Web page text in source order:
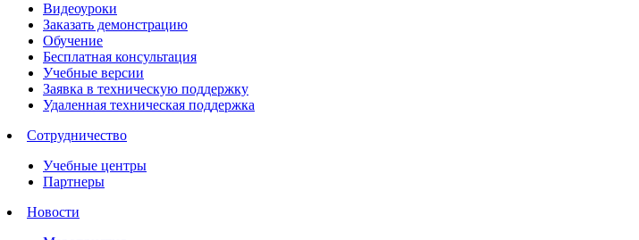
Видеоуроки
Заказать демонстрацию
Обучение
Бесплатная консультация
Учебные версии
Заявка в техническую поддержку
Удаленная техническая поддержка
Сотрудничество
Учебные центры
Партнеры
Новости